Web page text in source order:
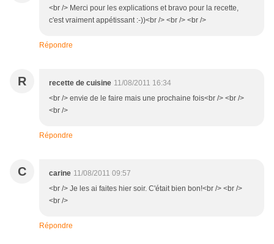
<br /> Merci pour les explications et bravo pour la recette,
c'est vraiment appétissant :-))<br /> <br /> <br />
Répondre
R recette de cuisine 11/08/2011 16:34
<br /> envie de le faire mais une prochaine fois<br /> <br />
<br />
Répondre
C carine 11/08/2011 09:57
<br /> Je les ai faites hier soir. C'était bien bon!<br /> <br />
<br />
Répondre